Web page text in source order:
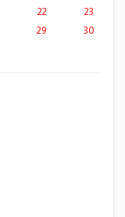
22
23
29
30